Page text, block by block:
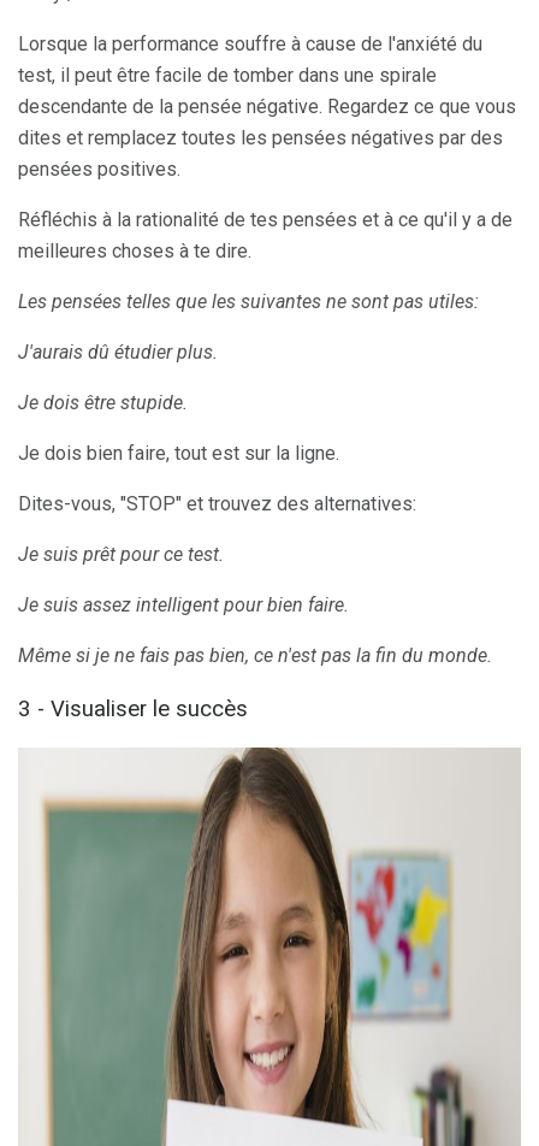
Lorsque la performance souffre à cause de l'anxiété du
test, il peut être facile de tomber dans une spirale
descendante de la pensée négative. Regardez ce que vous
dites et remplacez toutes les pensées négatives par des
pensées positives.
Réfléchis à la rationalité de tes pensées et à ce qu'il y a de
meilleures choses à te dire.
Les pensées telles que les suivantes ne sont pas utiles:
J'aurais dû étudier plus.
Je dois être stupide.
Je dois bien faire, tout est sur la ligne.
Dites-vous, "STOP" et trouvez des alternatives:
Je suis prêt pour ce test.
Je suis assez intelligent pour bien faire.
Même si je ne fais pas bien, ce n'est pas la fin du monde.
3 - Visualiser le succès